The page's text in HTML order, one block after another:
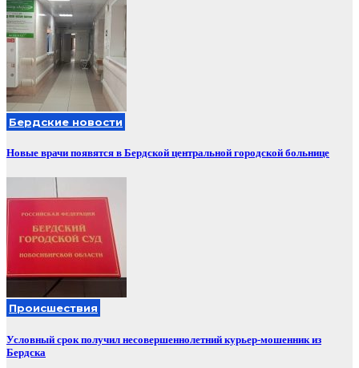
Бердские новости
Новые врачи появятся в Бердской центральной городской больнице
Происшествия
Условный срок получил несовершеннолетний курьер-мошенник из
Бердска